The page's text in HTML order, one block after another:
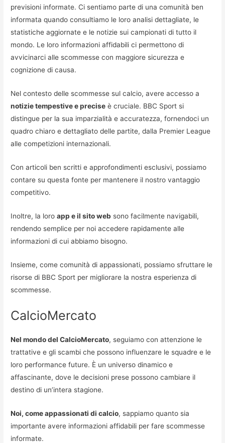
previsioni informate. Ci sentiamo parte di una comunità ben
informata quando consultiamo le loro analisi dettagliate, le
statistiche aggiornate e le notizie sui campionati di tutto il
mondo. Le loro informazioni affidabili ci permettono di
avvicinarci alle scommesse con maggiore sicurezza e
cognizione di causa.
Nel contesto delle scommesse sul calcio, avere accesso a
notizie tempestive e precise è cruciale. BBC Sport si
distingue per la sua imparzialità e accuratezza, fornendoci un
quadro chiaro e dettagliato delle partite, dalla Premier League
alle competizioni internazionali.
Con articoli ben scritti e approfondimenti esclusivi, possiamo
contare su questa fonte per mantenere il nostro vantaggio
competitivo.
Inoltre, la loroapp e il sito web sono facilmente navigabili,
rendendo semplice per noi accedere rapidamente alle
informazioni di cui abbiamo bisogno.
Insieme, come comunità di appassionati, possiamo sfruttare le
risorse di BBC Sport per migliorare la nostra esperienza di
scommesse.
CalcioMercato
Nel mondo del CalcioMercato, seguiamo con attenzione le
trattative e gli scambi che possono influenzare le squadre e le
loro performance future. È un universo dinamico e
affascinante, dove le decisioni prese possono cambiare il
destino di un’intera stagione.
Noi, come appassionati di calcio, sappiamo quanto sia
importante avere informazioni affidabili per fare scommesse
informate.